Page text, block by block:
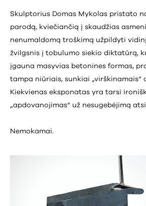
Skulptorius Domas Mykolas pristato
parodą, kviečiančią į skaudžias
nenumaldomą troškimą užpildyti
žvilgsnis į tobulumo siekio diktatūrą,
įgauna masyvias betonines formas,
tampa niūriais, sunkiai „virškinamais“
Kiekvienas eksponatas yra tarsi
„apdovanojimas“ už nesugebėjimą
Nemokamai.